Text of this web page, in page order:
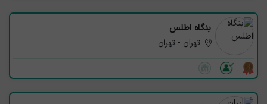
بنگاه اطلس
تهران - تهران